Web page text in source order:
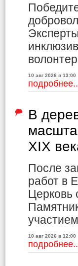
10 авг 2026 в 13:00
В
XIX
После
работ в
Церковь
10 авг 2026 в 12:00